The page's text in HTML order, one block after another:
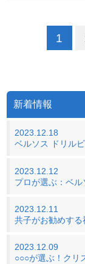
1
新着情報
2023.12.18
ベルソス ドリル
2023.12.12
プロが選ぶ：ベ
2023.12.11
共子がお勧めす
2023.12.09
○○○が選ぶ！クリ